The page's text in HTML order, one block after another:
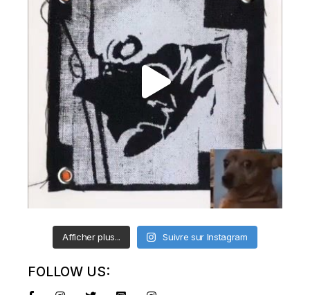
Afficher plus... Suivre sur Instagram
FOLLOW US: